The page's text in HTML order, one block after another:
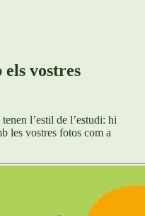
els vostres
l’estil de l’estudi: hi
les vostres fotos com a